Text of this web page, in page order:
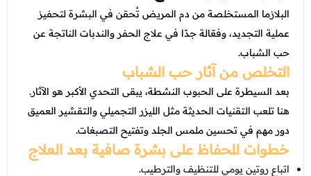
البلازما المستخلصة من دم المريض تُحقن في البشرة لتحفيز
عملية التجديد، وفعّالة جدًا في علاج الحفر والندبات الناتجة عن
حب الشباب.
التخلص من آثار حب الشباب
بعد السيطرة على الحبوب النشطة، يبقى التحدي الأكبر هو الآثار.
هنا تلعب التقنيات الحديثة مثل الليزر التجميلي والتقشير العميق
دور مهم في تحسين ملمس الجلد وتفتيح التصبغات.
خطوات للحفاظ على بشرة صافية بعد العلاج
اتباع روتين يومي للتنظيف والترطيب.